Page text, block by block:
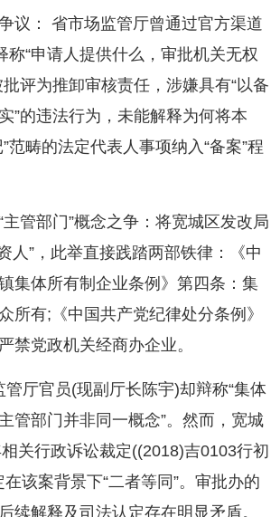
议： 省市场监管厅曾通过官方渠道
称“申请人提供什么，审批机关无权
评为推卸审核责任，涉嫌具有“以备
”的违法行为，未能解释为何将本
范畴的法定代表人事项纳入“备案”程
主管部门”概念之争：将宽城区发改局
人”，此举直接践踏两部铁律：《中
集体所有制企业条例》第四条：集
所有;《中国共产党纪律处分条例》
禁党政机关经商办企业。
管厅官员(现副厅长陈宇)却辩称“集体
管部门并非同一概念”。然而，宽城
关行政诉讼裁定((2018)吉0103行初
该案背景下“二者等同”。审批办的
续解释及司法认定存在明显矛盾。